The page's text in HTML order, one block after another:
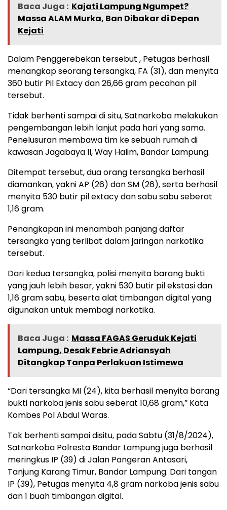
Baca Juga : Kajati Lampung Ngumpet?
Massa ALAM Murka, Ban Dibakar di Depan
Kejati
Dalam Penggerebekan tersebut , Petugas berhasil
menangkap seorang tersangka, FA (31), dan menyita
360 butir Pil Extacy dan 26,66 gram pecahan pil
tersebut.
Tidak berhenti sampai di situ, Satnarkoba melakukan
pengembangan lebih lanjut pada hari yang sama.
Penelusuran membawa tim ke sebuah rumah di
kawasan Jagabaya II, Way Halim, Bandar Lampung.
Ditempat tersebut, dua orang tersangka berhasil
diamankan, yakni AP (26) dan SM (26), serta berhasil
menyita 530 butir pil extacy dan sabu sabu seberat
1,16 gram.
Penangkapan ini menambah panjang daftar
tersangka yang terlibat dalam jaringan narkotika
tersebut.
Dari kedua tersangka, polisi menyita barang bukti
yang jauh lebih besar, yakni 530 butir pil ekstasi dan
1,16 gram sabu, beserta alat timbangan digital yang
digunakan untuk membagi narkotika.
Baca Juga : Massa FAGAS Geruduk Kejati
Lampung, Desak Febrie Adriansyah
Ditangkap Tanpa Perlakuan Istimewa
“Dari tersangka MI (24), kita berhasil menyita barang
bukti narkoba jenis sabu seberat 10,68 gram,” Kata
Kombes Pol Abdul Waras.
Tak berhenti sampai disitu, pada Sabtu (31/8/2024),
Satnarkoba Polresta Bandar Lampung juga berhasil
meringkus IP (39) di Jalan Pangeran Antasari,
Tanjung Karang Timur, Bandar Lampung. Dari tangan
IP (39), Petugas menyita 4,8 gram narkoba jenis sabu
dan 1 buah timbangan digital.